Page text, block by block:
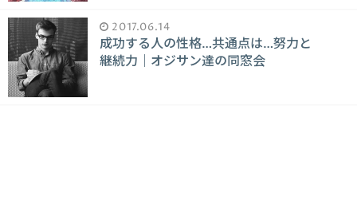
2017.06.14
成功する人の性格…共通点は…努力と
継続力｜オジサン達の同窓会